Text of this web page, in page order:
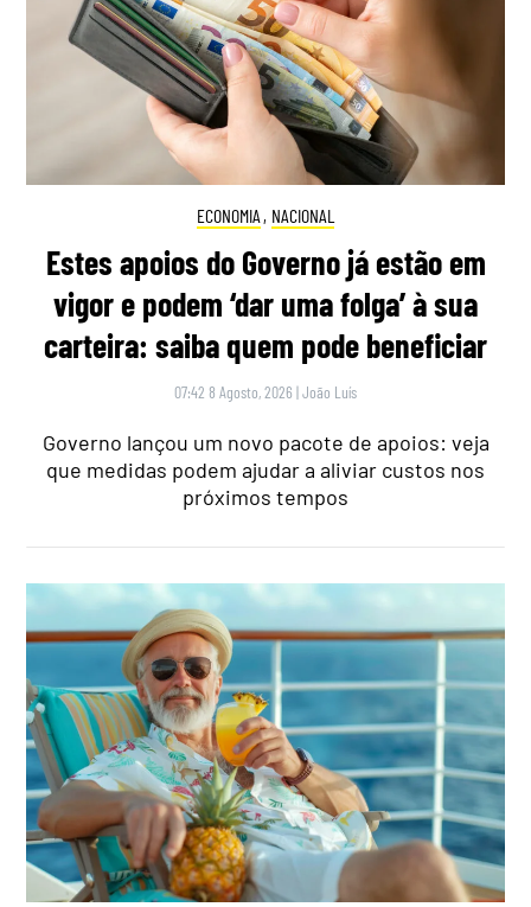
ECONOMIA , NACIONAL
Estes apoios do Governo já estão em
vigor e podem ‘dar uma folga’ à sua
carteira: saiba quem pode beneficiar
07:42 8 Agosto, 2026 |João Luís
Governo lançou um novo pacote de apoios: veja
que medidas podem ajudar a aliviar custos nos
próximos tempos